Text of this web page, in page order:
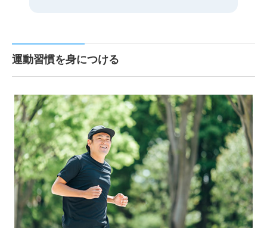
運動習慣を身につける